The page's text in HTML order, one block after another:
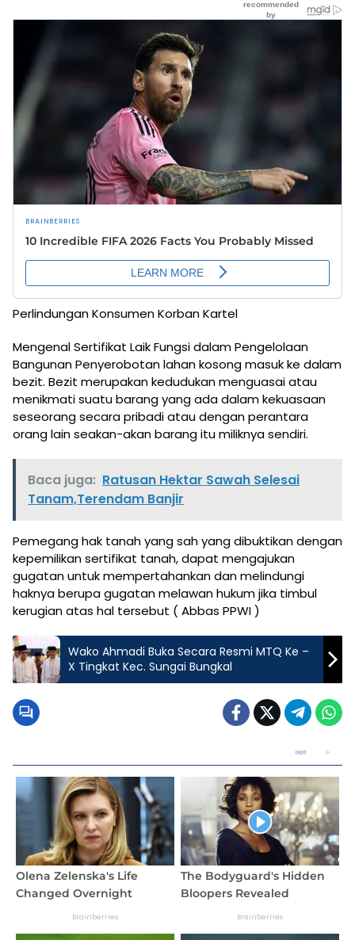
Perlindungan Konsumen Korban Kartel
Mengenal Sertifikat Laik Fungsi dalam Pengelolaan
Bangunan Penyerobotan lahan kosong masuk ke dalam
bezit. Bezit merupakan kedudukan menguasai atau
menikmati suatu barang yang ada dalam kekuasaan
seseorang secara pribadi atau dengan perantara
orang lain seakan-akan barang itu miliknya sendiri.
Baca juga: Ratusan Hektar Sawah Selesai
Tanam,Terendam Banjir
Pemegang hak tanah yang sah yang dibuktikan dengan
kepemilikan sertifikat tanah, dapat mengajukan
gugatan untuk mempertahankan dan melindungi
haknya berupa gugatan melawan hukum jika timbul
kerugian atas hal tersebut ( Abbas PPWI )
Wako Ahmadi Buka Secara Resmi MTQ Ke –
X Tingkat Kec. Sungai Bungkal